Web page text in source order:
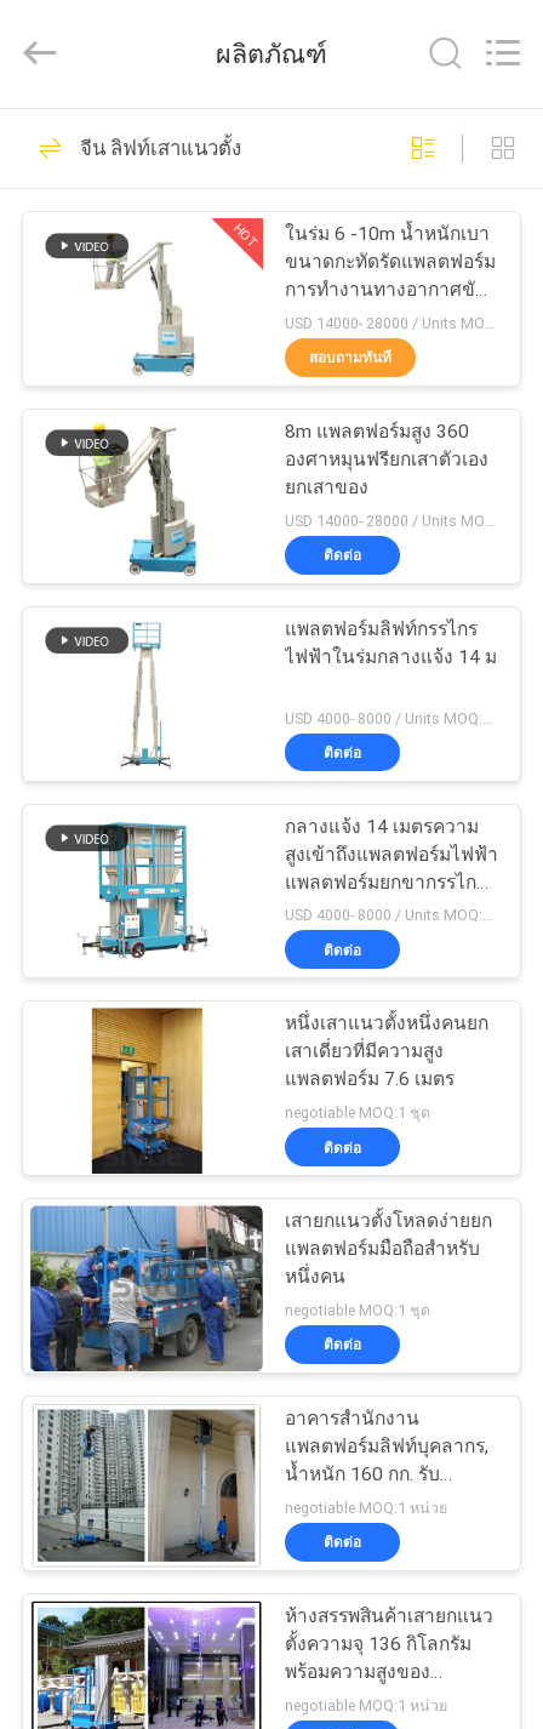
บ้าน
สินค้า
เกี่ยว
ทัวร์
คุณภาพ
เรา
เสนอ
ราคา
แผนผัง
เว็บไซต์
PRIVACY
POLICY
SIVGE
MACHINERY
All
Reserved.
แพลตฟอร์มงานทาง
อากาศ
54
แพลตฟอร์มงานอลูมิ
เนียม
32
แพลตฟอร์มงานยก
ระดับมือถือ
41
แพลตฟอร์มการ
ทำงานของกรรไกร
25
ลิฟท์เสาแนวตั้ง
41
ลิฟท์ทางอากาศขับ
เคลื่อนด้วยตนเอง
ผลิตภัณฑ์
จีน ลิฟท์เสาแนวตั้ง
HOT
ในร่ม 6 -10m น้ำหนักเบา
ขนาดกะทัดรัดแพลตฟอร์ม
การทำงานทางอากาศขับ
เคลื่อนด้วยตนเอง Boom
Lift
USD 14000- 28000 / Units MOQ:1 หน่วย
สอบถามทันที
8m แพลตฟอร์มสูง 360
องศาหมุนฟรียกเสาตัวเอง
ยกเสาของ
ติดต่อ
แพลตฟอร์มลิฟท์กรรไกร
ไฟฟ้าในร่มกลางแจ้ง 14 ม
ติดต่อ
กลางแจ้ง 14 เมตรความ
สูงเข้าถึงแพลตฟอร์มไฟฟ้า
แพลตฟอร์มยกขากรรไกร
สำหรับทำความสะอาด
หน้าต่าง
USD 4000- 8000 / Units MOQ:1 หน่วย
ติดต่อ
หนึ่งเสาแนวตั้งหนึ่งคนยก
เสาเดี่ยวที่มีความสูง
แพลตฟอร์ม 7.6 เมตร
negotiable MOQ:1 ชุด
ติดต่อ
เสายกแนวตั้งโหลดง่ายยก
แพลตฟอร์มมือถือสำหรับ
หนึ่งคน
negotiable MOQ:1 ชุด
ติดต่อ
อาคารสำนักงาน
แพลตฟอร์มลิฟท์บุคลากร,
น้ำหนัก 160 กก. รับ
คะแนนลิฟท์บันไดไฟฟ้า
negotiable MOQ:1 หน่วย
ติดต่อ
ห้างสรรพสินค้าเสายกแนว
ตั้งความจุ 136 กิโลกรัม
พร้อมความสูงของ
แพลตฟอร์ม 8 เมตร
negotiable MOQ:1 หน่วย